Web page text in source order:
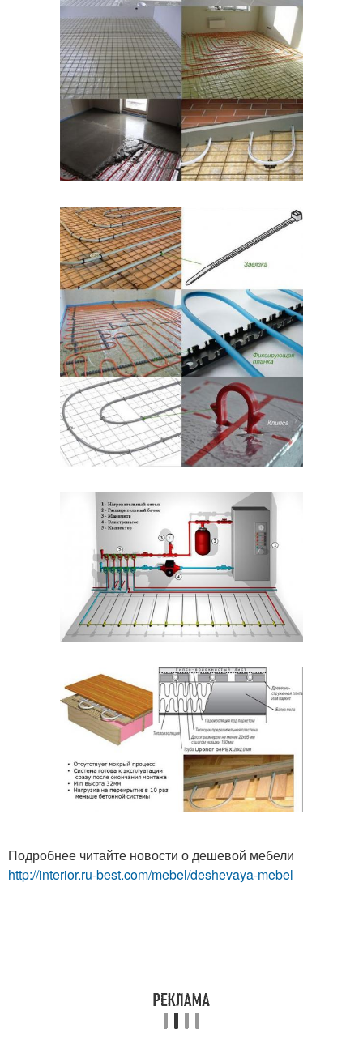
Подробнее читайте новости о дешевой мебели
http://interior.ru-best.com/mebel/deshevaya-mebel